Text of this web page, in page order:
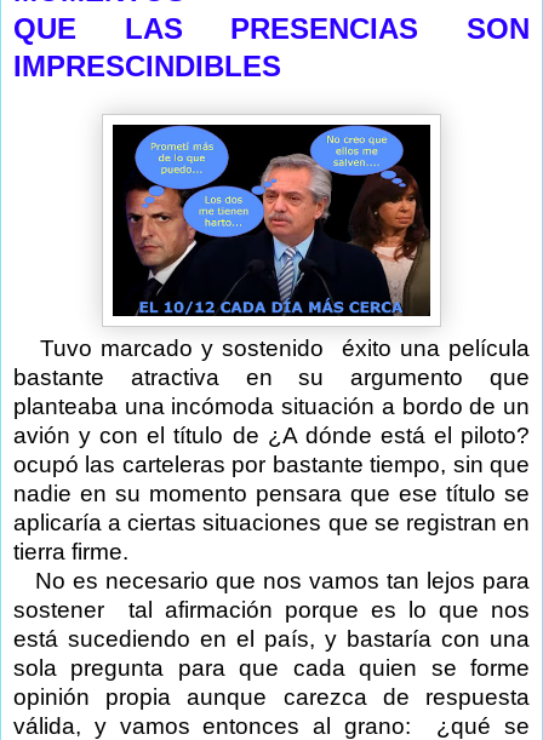
QUE LAS PRESENCIAS SON
IMPRESCINDIBLES
Tuvo marcado y sostenido
éxito una película
bastante atractiva en su argumento que
planteaba una incómoda situación a bordo de un
avión y con el título de ¿A dónde está el piloto?
ocupó las carteleras por bastante tiempo, sin que
nadie en su momento pensara que ese título se
aplicaría a ciertas situaciones que se registran en
tierra firme.
No es necesario que nos vamos tan lejos para
sostener
tal afirmación porque es lo que nos
está sucediendo en el país, y bastaría con una
sola pregunta para que cada quien se forme
opinión propia aunque carezca de respuesta
válida, y vamos entonces al grano:
¿qué se